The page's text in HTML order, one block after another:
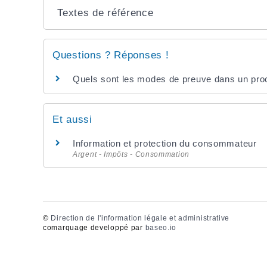
Textes de référence
Questions ? Réponses !
Quels sont les modes de preuve dans un
Et aussi
Information et protection du consommateur
Argent - Impôts - Consommation
© Direction de l'information légale et administrative
comarquage developpé par baseo.io